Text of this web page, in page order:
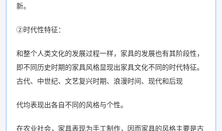
新。
②时代性特征：
和整个人类文化的发展过程一样，家具的发展也有其阶段性，
即不同历史时期的家具风格显现出家具文化不同的时代特征。
古代、中世纪、文艺复兴时期、浪漫时间、现代和后现
代均表现出各自不同的风格与个性。
在农业社会，家具表现为手工制作，因而家具的风格主要是古